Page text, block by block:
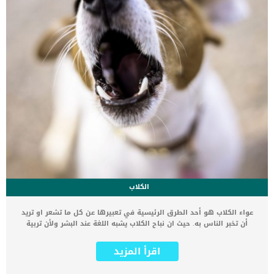
الكلاب
عواء الكلاب هو أحد الطرق الرئيسية في تعبيرها عن كل ما تشعر او تريد
أن تخبر الناس به. حيث ان نباح الكلاب يشبه اللغة عند البشر ولأن تربية
عليك ان تفهم لغتها والتي تتمثل في عواء الكلاب أو نباح الكلاب أنها
كائنات جميلة تتصف بالوفاء والإخلاص لصاحبها. تدافع عنه وتمنحه الأمن
اقرأ المزيد